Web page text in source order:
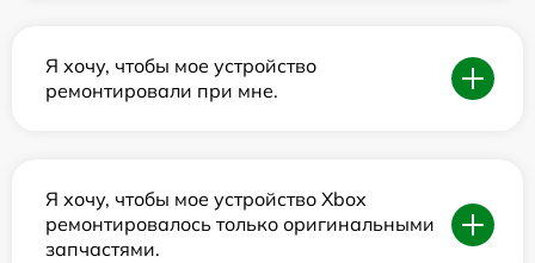
Я хочу, чтобы мое устройство
ремонтировали при мне.
Я хочу, чтобы мое устройство Xbox
ремонтировалось только оригинальными
запчастями.